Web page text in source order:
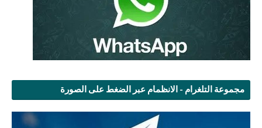
مجموعة التلغرام - الانظمام عبر الضغط على الصورة